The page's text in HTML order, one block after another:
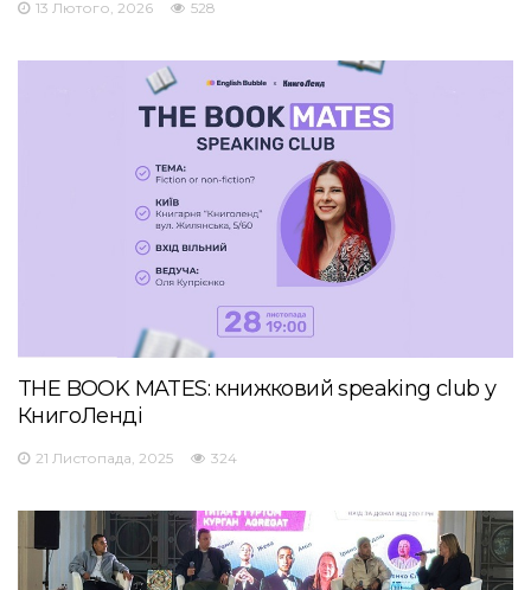
13 Лютого, 2026 528
THE BOOK MATES: книжковий speaking club у
КнигоЛенді
21 Листопада, 2025 324